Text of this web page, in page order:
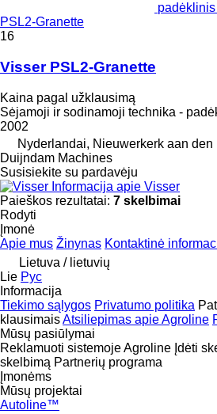
PSL2-Granette
16
Visser PSL2-Granette
Kaina pagal užklausimą
Sėjamoji ir sodinamoji technika -
2002
Nyderlandai, Nieuwerkerk aan den
Duijndam Machines
Susisiekite su pardavėju
Informacija apie Visser
Paieškos rezultatai: 7 skelbimai
Rodyti
Įmonė
Apie mus Žinynas Kontaktinė
Lietuva / lietuvių
Lie Рус
Informacija
Tiekimo sąlygos Privatumo politika
klausimaisAtsiliepimas apie Agroline
Mūsų pasiūlymai
Reklamuoti sistemoje Agroline Įdėti
skelbimą Partnerių programa
Įmonėms
Mūsų projektai
Autoline™